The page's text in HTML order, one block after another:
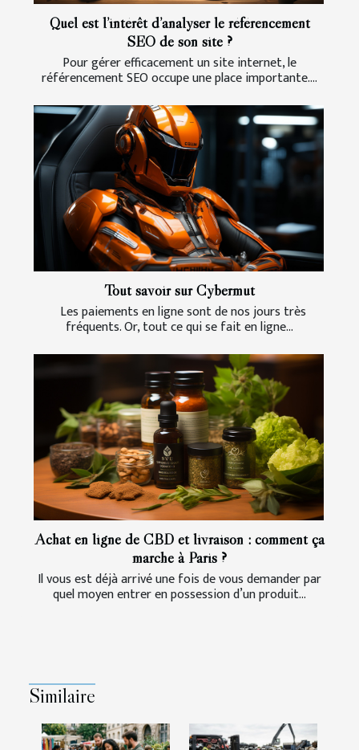
Quel est l’intérêt d’analyser le référencement
SEO de son site ?
Pour gérer efficacement un site internet, le
référencement SEO occupe une place importante....
Tout savoir sur Cybermut
Les paiements en ligne sont de nos jours très
fréquents. Or, tout ce qui se fait en ligne...
Achat en ligne de CBD et livraison : comment ça
marche à Paris ?
Il vous est déjà arrivé une fois de vous demander par
quel moyen entrer en possession d’un produit...
Similaire